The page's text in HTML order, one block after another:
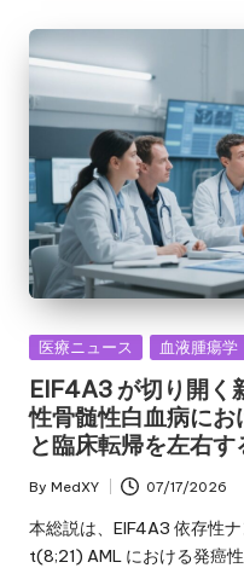
Posted
医療ニュース 血液腫瘍学
EIF4A3 が切り開く
性骨髄性白血病に
と臨床転帰を左右
Posted
by
By MedXY 07/17/2026
本総説は、EIF4A3 依存性ナ
t(8;21) AML における発癌